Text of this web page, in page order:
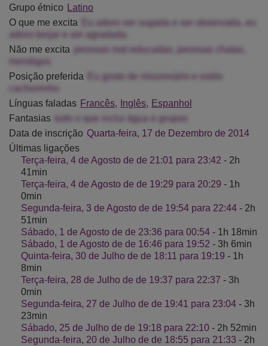
Grupo étnico Latino
O que me excita
Eu adoro ser sugada e ser observada, eu
adoro beijar e ser agradada.
Não me excita
pessoas mal-educadas, pessoas chatas,
mendigos
Posição preferida
Eu gosto de missionário e estilo
cachorrinho
Línguas faladas Francês Inglês
Espanhol
Fantasias
tudo o que inclui água e grupos
Data de inscrição Quarta-feira, 17 de Dezembro de 2014
Últimas ligações
Terça-feira, 4 de Agosto de de 21:01 para 23:42 - 2h
41min
Terça-feira, 4 de Agosto de de 19:29 para 20:29 - 1h
0min
Segunda-feira, 3 de Agosto de de 19:54 para 22:44 - 2h
51min
Sábado, 1 de Agosto de de 23:36 para 00:54 - 1h 18min
Sábado, 1 de Agosto de de 16:46 para 19:52 - 3h 6min
Quinta-feira, 30 de Julho de de 18:11 para 19:19 - 1h
8min
Terça-feira, 28 de Julho de de 19:37 para 22:37 - 3h
0min
Segunda-feira, 27 de Julho de de 19:41 para 23:04 - 3h
23min
Sábado, 25 de Julho de de 19:18 para 22:10 - 2h 52min
Segunda-feira, 20 de Julho de de 18:55 para 21:33 - 2h